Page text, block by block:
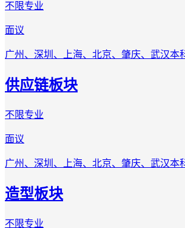
不限专业
面议
广州、深圳、上海、北京、肇庆、武汉本
供应链板块
不限专业
面议
广州、深圳、上海、北京、肇庆、武汉本
造型板块
不限专业